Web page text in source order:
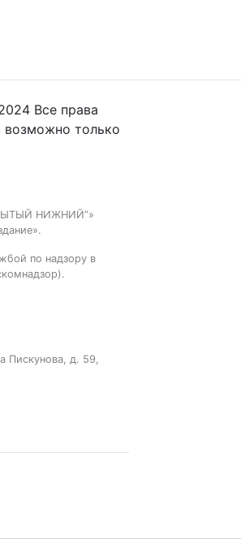
Все права
только
НИЖНИЙ”»
по надзору в
Пискунова, д. 59,